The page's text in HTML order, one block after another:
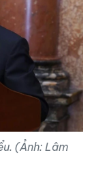
(Ảnh: Lâm